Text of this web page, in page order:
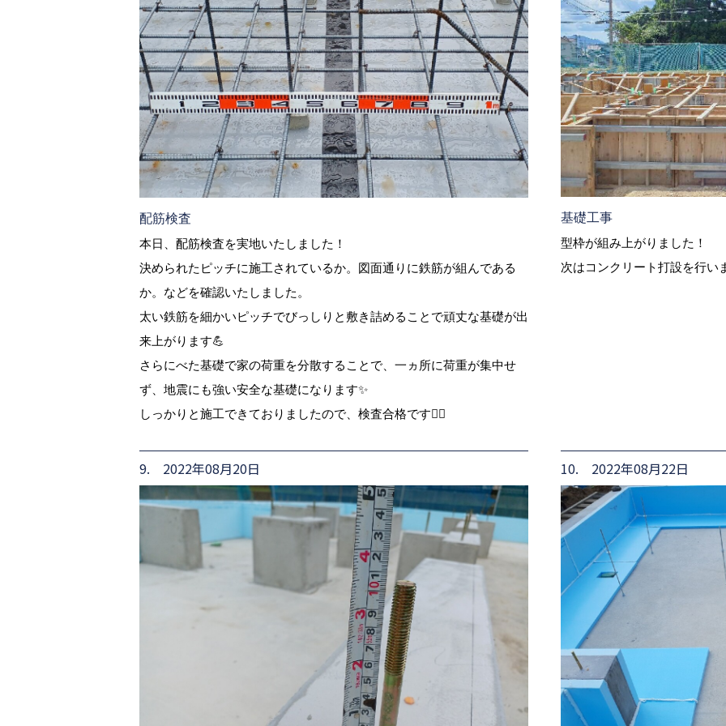
配筋検査
本日、配筋検査を実地いたしました！
決められたピッチに施工されているか。図面通りに鉄筋が組んである
か。などを確認いたしました。
太い鉄筋を細かいピッチでびっしりと敷き詰めることで頑丈な基礎が出
来上がります💪
さらにべた基礎で家の荷重を分散することで、一ヵ所に荷重が集中せ
ず、地震にも強い安全な基礎になります✨
しっかりと施工できておりましたので、検査合格です🙆‍♂️
基礎工事
型枠が組み上がりました！
次はコンクリート打設を行い
9. 2022年08月20日 10. 2022年08月22日